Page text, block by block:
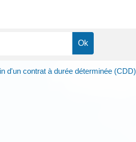
d'un contrat à durée déterminée (CDD)